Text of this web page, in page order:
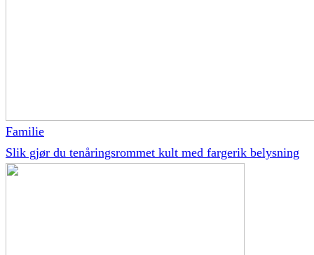
Familie
Slik gjør du tenåringsrommet kult med fargerik belysning